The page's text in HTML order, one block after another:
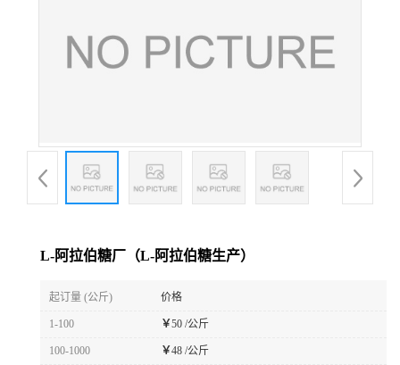
L-阿拉伯糖厂（L-阿拉伯糖生产）
起订量 (公斤) 价格
1-100 ￥50 /公斤
100-1000 ￥48 /公斤